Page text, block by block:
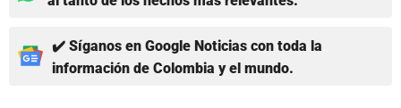
✔️ Síganos en Google Noticias con toda la
información de Colombia y el mundo.